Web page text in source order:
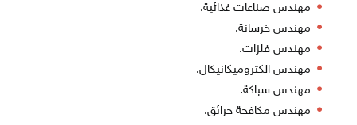
مهندس صناعات غذائية.
مهندس خرسانة.
مهندس فلزات.
مهندس الكتروميكانيكال.
مهندس سباكة.
مهندس مكافحة حرائق.